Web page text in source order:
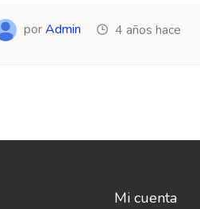
porAdmin 4 años hace
Mi cuenta